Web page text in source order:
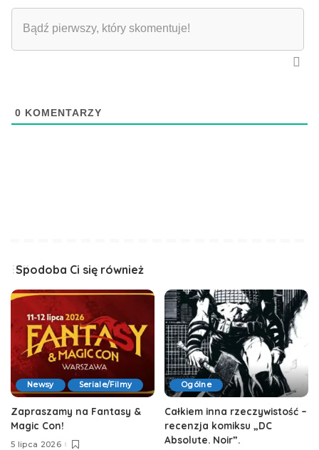
0 KOMENTARZY
Spodoba Ci się również
Newsy Seriale/Filmy
Zapraszamy na Fantasy &
Magic Con!
5 lipca 2026
Ogólne
Całkiem inna rzeczywistość –
recenzja komiksu „DC
Absolute. Noir”.